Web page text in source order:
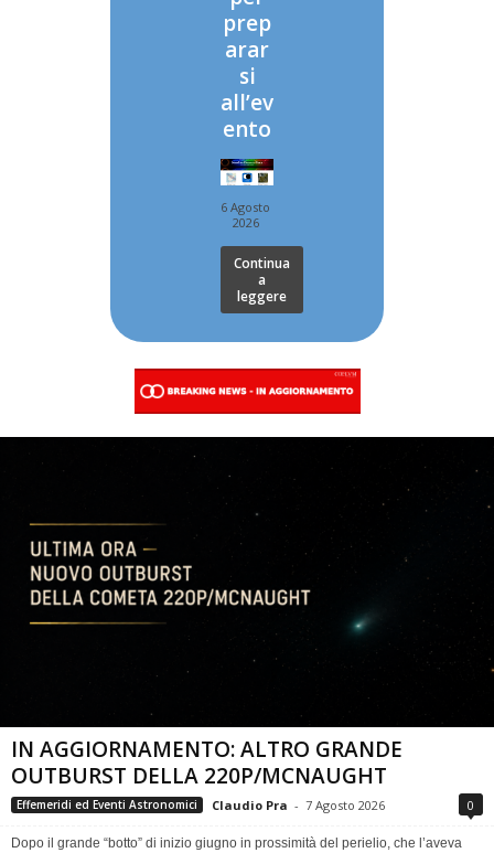
prep
arar
si
all’ev
ento
6 Agosto
2026
Continua
a
leggere
IN AGGIORNAMENTO: ALTRO GRANDE
OUTBURST DELLA 220P/MCNAUGHT
Effemeridi ed Eventi Astronomici Claudio Pra - 7 Agosto 2026 0
Dopo il grande “botto” di inizio giugno in prossimità del perielio, che l’aveva